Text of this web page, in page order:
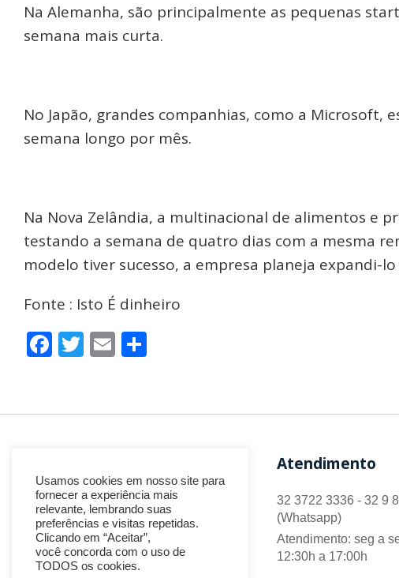
Na Alemanha, são principalmente as pequenas
semana mais curta.
No Japão, grandes companhias, como a Microsoft,
semana longo por mês.
Na Nova Zelândia, a multinacional de alimentos e
testando a semana de quatro dias com a mesma
modelo tiver sucesso, a empresa planeja expandi-
Fonte : Isto É dinheiro
Facebook
Twitter
Email
Atendimento
32 3722 3336 - 32 9
(Whatsapp)
Atendimento: seg a
12:30h a 17:00h
Usamos cookies em nosso site para
fornecer a experiência mais
relevante, lembrando suas
preferências e visitas repetidas.
Clicando em “Aceitar”,
você concorda com o uso de
TODOS os cookies.